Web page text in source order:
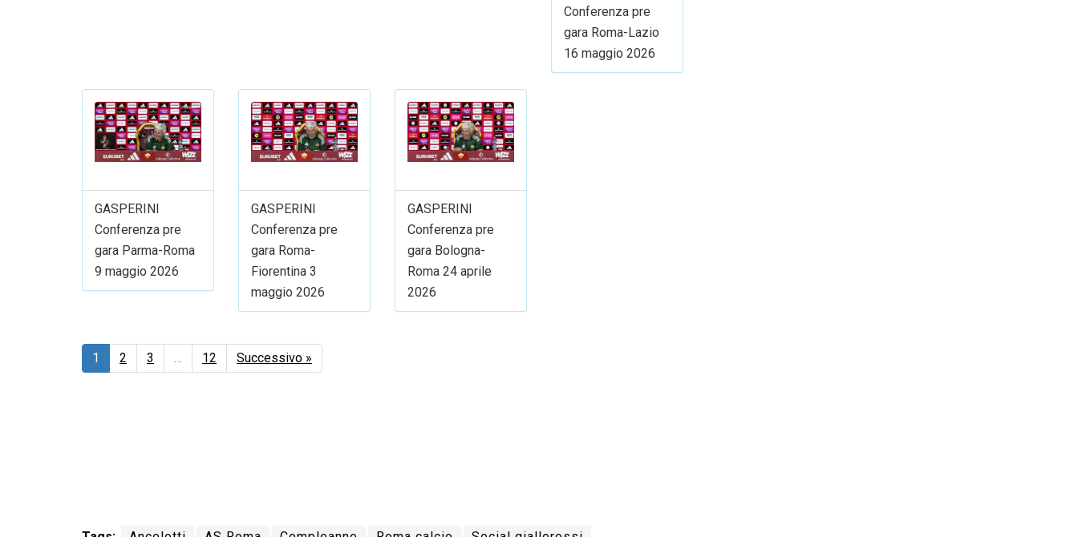
Conferenza pre
gara Roma-Lazio
16 maggio 2026
GASPERINI
Conferenza pre
gara Parma-Roma
9 maggio 2026
GASPERINI
Conferenza pre
gara Roma-
Fiorentina 3
maggio 2026
GASPERINI
Conferenza pre
gara Bologna-
Roma 24 aprile
2026
1 2 3 … 12 Successivo »